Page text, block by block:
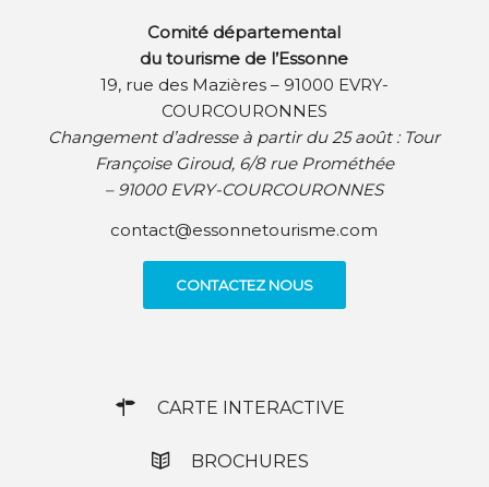
Comité départemental
du tourisme de l’Essonne
19, rue des Mazières – 91000 EVRY-
COURCOURONNES
Changement d’adresse à partir du 25 août : Tour
Françoise Giroud, 6/8 rue Prométhée
– 91000 EVRY-COURCOURONNES
contact@essonnetourisme.com
CONTACTEZ NOUS
CARTE INTERACTIVE
BROCHURES